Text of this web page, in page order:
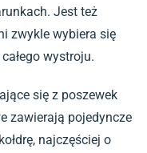
Jest też
zwykle wybiera się
wystroju.
się z poszewek
zawierają pojedyncze
najczęściej o